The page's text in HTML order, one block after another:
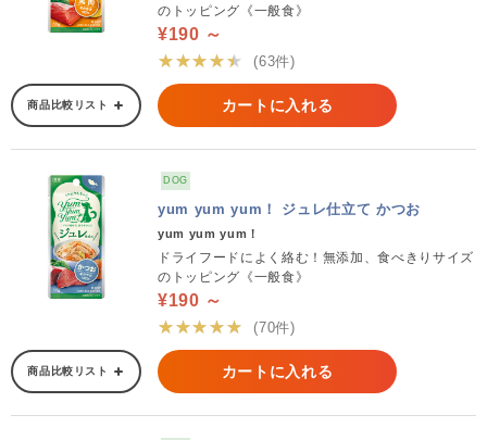
のトッピング《一般食》
¥190 ～
★★★★★
(63件)
商品比較リスト カートに入れる
DOG
yum yum yum！ ジュレ仕立て かつお
yum yum yum！
ドライフードによく絡む！無添加、食べきりサイズ
のトッピング《一般食》
¥190 ～
★★★★★
(70件)
商品比較リスト カートに入れる